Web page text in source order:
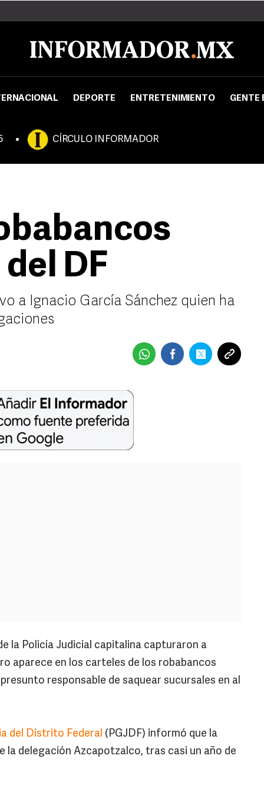
DEPORTE ENTRETENIMIENTO GENTE
CÍRCULO INFORMADOR
DF
a Ignacio García Sánchez quien ha
la Policía Judicial capitalina capturaron a
aparece en los carteles de los robabancos
responsable de saquear sucursales en al
del Distrito Federal (PGJDF) informó que la
la delegación Azcapotzalco, tras casi un año de